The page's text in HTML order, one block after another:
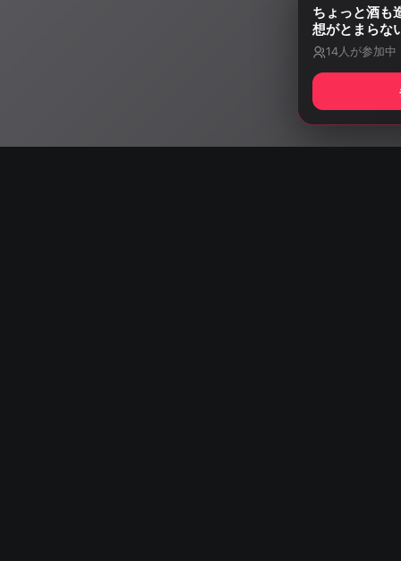
ちょっと酒も
想がとまらな
14人が参加中